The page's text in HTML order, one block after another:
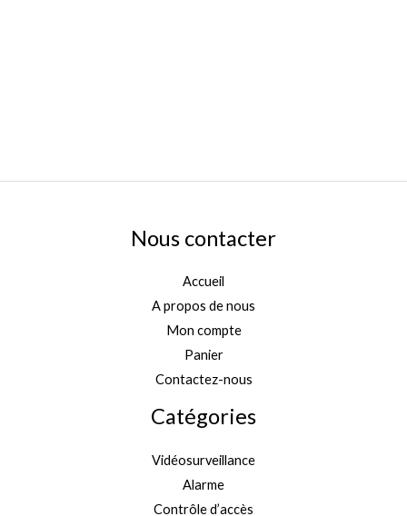
Nous contacter
Accueil
A propos de nous
Mon compte
Panier
Contactez-nous
Catégories
Vidéosurveillance
Alarme
Contrôle d’accès